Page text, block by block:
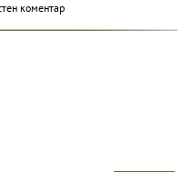
коментар